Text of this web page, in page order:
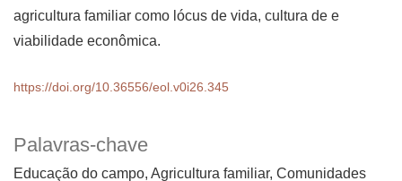
Palavras-chave
Educação do campo Agricultura familiar Comunidades
agricultura familiar como lócus de vida, cultura de e
viabilidade econômica.
https://doi.org/10.36556/eol.v0i26.345